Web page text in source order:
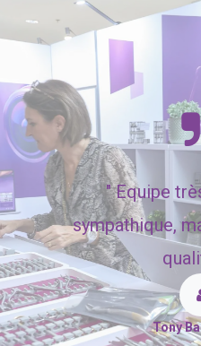
"Equipe
sympathique,
Tony